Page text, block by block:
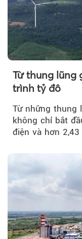
Từ thung lũng
trình tỷ đô
Từ những thung
không chỉ bắt
điện và hơn